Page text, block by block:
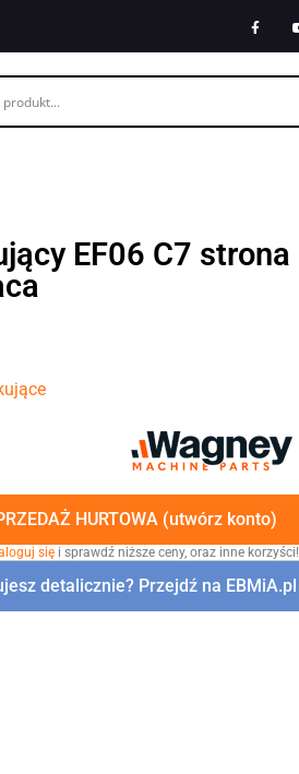
EF06 C7 strona
HURTOWA (utwórz konto)
się i sprawdź niższe ceny, oraz inne korzyści!
detalicznie? Przejdź na EBMiA.pl